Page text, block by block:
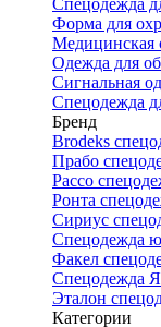
Спецодежда
Форма для
Медицинская
Одежда для
Сигнальная
Спецодежда
Бренд
Brodeks
Прабо
Рассо
Ронта
Сириус
Спецодежда
Факел
Спецодежда
Эталон
Категории